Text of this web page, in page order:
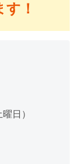
！
日）